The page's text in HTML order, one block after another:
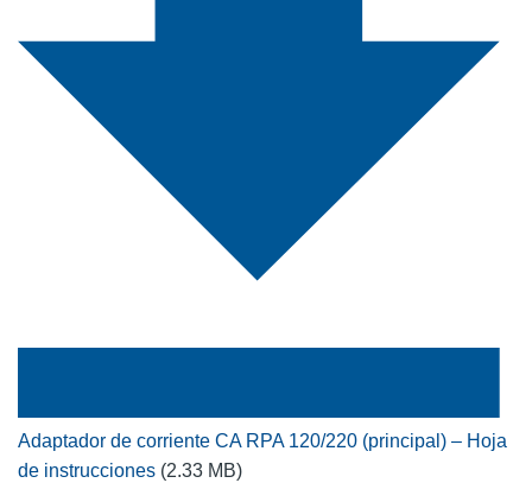
Adaptador de corriente CA RPA 120/220 (principal) – Hoja
de instrucciones (2.33 MB)